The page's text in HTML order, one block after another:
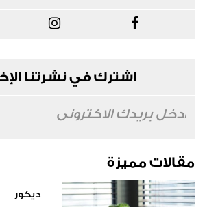
اشترك في نشرتنا
مقالات مميزة
ديكور